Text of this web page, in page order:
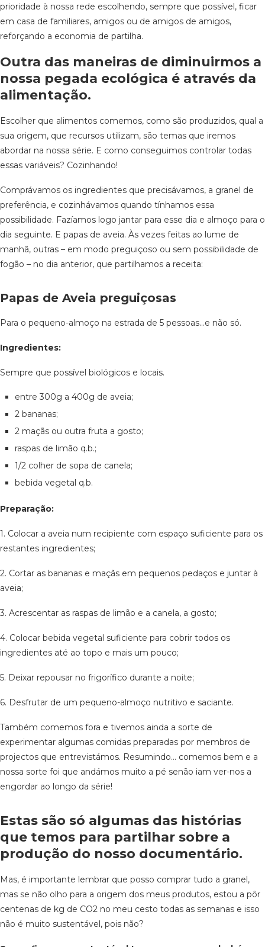
prioridade à nossa rede escolhendo, sempre que possível, ficar
em casa de familiares, amigos ou de amigos de amigos,
reforçando a economia de partilha.
Outra das maneiras de diminuirmos a
nossa pegada ecológica é através da
alimentação.
Escolher que alimentos comemos, como são produzidos, qual a
sua origem, que recursos utilizam, são temas que iremos
abordar na nossa série. E como conseguimos controlar todas
essas variáveis? Cozinhando!
Comprávamos os ingredientes que precisávamos, a granel de
preferência, e cozinhávamos quando tínhamos essa
possibilidade. Fazíamos logo jantar para esse dia e almoço para o
dia seguinte. E papas de aveia. Às vezes feitas ao lume de
manhã, outras – em modo preguiçoso ou sem possibilidade de
fogão – no dia anterior, que partilhamos a receita:
Papas de Aveia preguiçosas
Para o pequeno-almoço na estrada de 5 pessoas…e não só.
Ingredientes:
Sempre que possível biológicos e locais.
entre 300g a 400g de aveia;
2 bananas;
2 maçãs ou outra fruta a gosto;
raspas de limão q.b.;
1/2 colher de sopa de canela;
bebida vegetal q.b.
Preparação:
1. Colocar a aveia num recipiente com espaço suficiente para os
restantes ingredientes;
2. Cortar as bananas e maçãs em pequenos pedaços e juntar à
aveia;
3. Acrescentar as raspas de limão e a canela, a gosto;
4. Colocar bebida vegetal suficiente para cobrir todos os
ingredientes até ao topo e mais um pouco;
5. Deixar repousar no frigorífico durante a noite;
6. Desfrutar de um pequeno-almoço nutritivo e saciante.
Também comemos fora e tivemos ainda a sorte de
experimentar algumas comidas preparadas por membros de
projectos que entrevistámos. Resumindo… comemos bem e a
nossa sorte foi que andámos muito a pé senão iam ver-nos a
engordar ao longo da série!
Estas são só algumas das histórias
que temos para partilhar sobre a
produção do nosso documentário.
Mas, é importante lembrar que posso comprar tudo a granel,
mas se não olho para a origem dos meus produtos, estou a pôr
centenas de kg de CO2 no meu cesto todas as semanas e isso
não é muito sustentável, pois não?